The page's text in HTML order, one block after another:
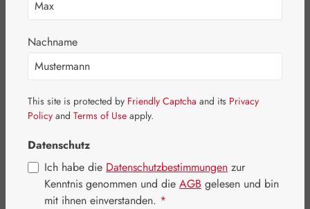
Bildergalerie überspringen
Nachname
This site is protected by Friendly Captcha and its Privacy
Policy and Terms of Use apply.
Datenschutz
Ich habe die Datenschutzbestimmungen zur
Kenntnis genommen und die AGB gelesen und bin
mit ihnen einverstanden. *